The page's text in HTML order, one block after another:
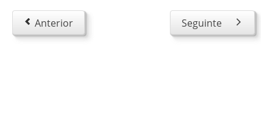
Anterior Seguinte